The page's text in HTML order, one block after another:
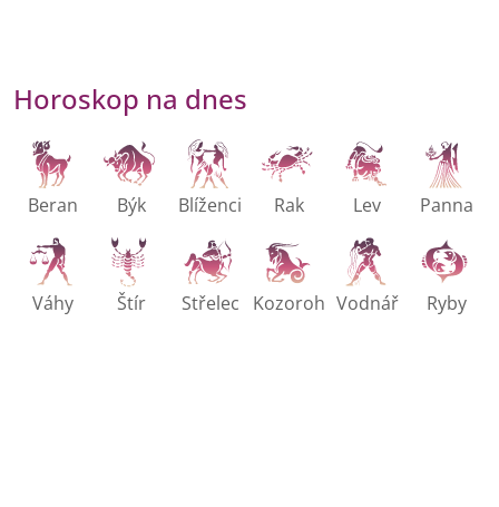
Horoskop na dnes
Beran Býk Blíženci Rak Lev Panna
Váhy Štír Střelec Kozoroh Vodnář Ryby